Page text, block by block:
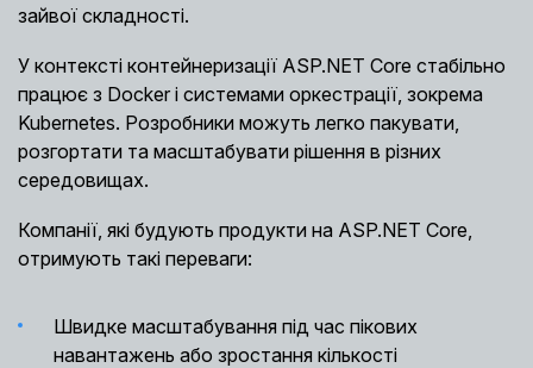
зайвої складності.
У контексті контейнеризації ASP.NET Core стабільно
працює з Docker і системами оркестрації, зокрема
Kubernetes. Розробники можуть легко пакувати,
розгортати та масштабувати рішення в різних
середовищах.
Компанії, які будують продукти на ASP.NET Core,
отримують такі переваги:
Швидке масштабування під час пікових
навантажень або зростання кількості